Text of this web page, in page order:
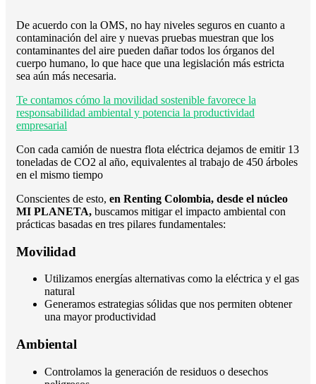
De acuerdo con la OMS, no hay niveles seguros en cuanto a
contaminación del aire y nuevas pruebas muestran que los
contaminantes del aire pueden dañar todos los órganos del
cuerpo humano, lo que hace que una legislación más estricta
sea aún más necesaria.
Te contamos cómo la movilidad sostenible favorece la
responsabilidad ambiental y potencia la productividad
empresarial
Con cada camión de nuestra flota eléctrica dejamos de emitir 13
toneladas de CO2 al año, equivalentes al trabajo de 450 árboles
en el mismo tiempo
Conscientes de esto, en Renting Colombia, desde el núcleo
MI PLANETA, buscamos mitigar el impacto ambiental con
prácticas basadas en tres pilares fundamentales:
Movilidad
Utilizamos energías alternativas como la eléctrica y el gas
natural
Generamos estrategias sólidas que nos permiten obtener
una mayor productividad
Ambiental
Controlamos la generación de residuos o desechos